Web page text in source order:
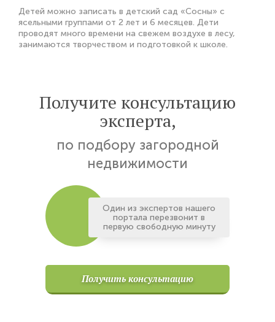
Детей можно записать в детский сад «Сосны» с
ясельными группами от 2 лет и 6 месяцев. Дети
проводят много времени на свежем воздухе в лесу,
занимаются творчеством и подготовкой к школе.
Получите консультацию
эксперта,
по подбору загородной
недвижимости
Один из экспертов нашего
портала перезвонит в
первую свободную минуту
Получить консультацию